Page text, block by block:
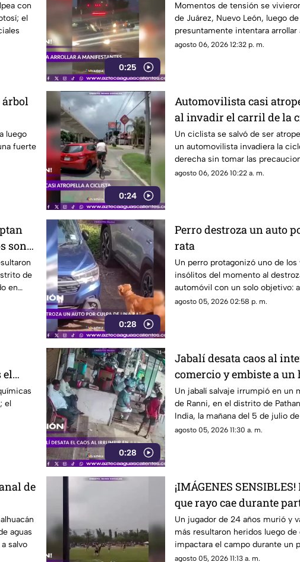
con
el
0:25
Momentos de tensión se
de Juárez, Nuevo León, luego
presuntamente intentara arrollar
bloqueaban la avenida San
agosto 06, 2026 12:32 p. m.
árbol
luego
fuerte
0:24
Automovilista casi
al invadir el carril de la
Guadalajara
Un ciclista se salvó de ser
un automovilista invadiera la
derecha sin tomar las
Guadalajara, Jalisco
agosto 06, 2026 10:22 a. m.
son
de
en
0:28
Perro destroza un auto
rata
Un perro protagonizó uno de los
insólitos del momento al
automóvil con un solo objetivo:
que se había escondido dentro
agosto 05, 2026 02:58 p. m.
el
el
0:28
Jabalí desata caos al
comercio y embiste a un
Un jabalí salvaje irrumpió en un
de Ranni, en el distrito de
India, la mañana del 5 de julio
propietaria apenas abría el
agosto 05, 2026 11:30 a. m.
de
aguas
salvo
¡IMÁGENES
que rayo cae durante
mata a jugador
Un jugador de 24 años murió y
más resultaron heridos luego de
impactara el campo durante un
la provincia de Narathiwat,
agosto 05, 2026 11:13 a. m.